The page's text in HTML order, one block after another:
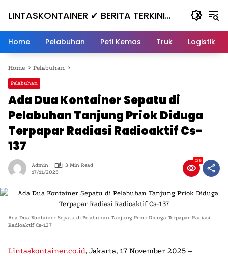
LINTASKONTAINER ✔ BERITA TERKINI
KONTAINER TERBARU HARI INI
Home Pelabuhan Peti Kemas Truk Logistik
Home Pelabuhan
Pelabuhan
Ada Dua Kontainer Sepatu di
Pelabuhan Tanjung Priok Diduga
Terpapar Radiasi Radioaktif Cs-
137
Admin
3 Min Read
17/11/2025
176
Ada Dua Kontainer Sepatu di Pelabuhan Tanjung Priok Diduga Terpapar Radiasi
Radioaktif Cs-137
Lintaskontainer.co.id, Jakarta, 17 November 2025 –